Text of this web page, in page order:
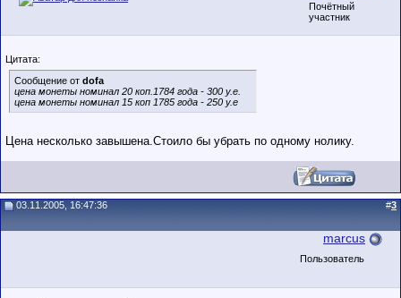
Почётный
участник
Цитата:
Сообщение от dofa
цена монеты номинал 20 коп.1784 года - 300 у.е.
цена монеты номинал 15 коп 1785 года - 250 у.е
Цена несколько завышена.Стоило бы убрать по одному нолику.
03.11.2005, 16:47:36 #3
marcus
Пользователь